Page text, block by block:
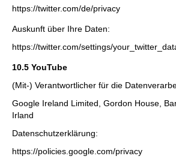
https://twitter.com/de/privacy
Auskunft über Ihre Daten:
https://twitter.com/settings/
10.5 YouTube
(Mit-) Verantwortlicher für die
Google Ireland Limited, Gordon House,
Irland
Datenschutzerklärung:
https://policies.google.com/privacy